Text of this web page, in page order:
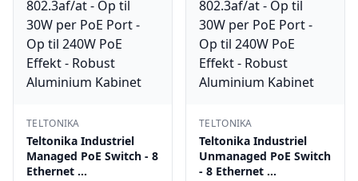
TELTONIKA
Teltonika Industriel
Managed PoE Switch - 8
Ethernet …
TELTONIKA
Teltonika Industriel
Unmanaged PoE Switch
- 8 Ethernet …